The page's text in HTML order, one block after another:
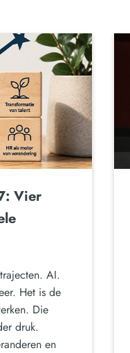
Vier
AI.
Het is de
Die
druk.
en